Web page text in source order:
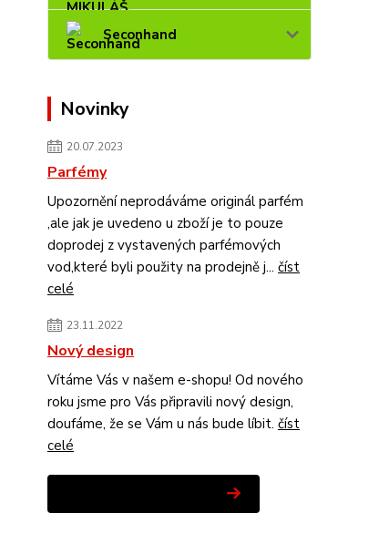
Seconhand
Novinky
20.07.2023
Parfémy
Upozornění neprodáváme originál parfém
,ale jak je uvedeno u zboží je to pouze
doprodej z vystavených parfémových
vod,které byli použity na prodejně j... číst
celé
23.11.2022
Nový design
Vítáme Vás v našem e-shopu! Od nového
roku jsme pro Vás připravili nový design,
doufáme, že se Vám u nás bude líbit. číst
celé